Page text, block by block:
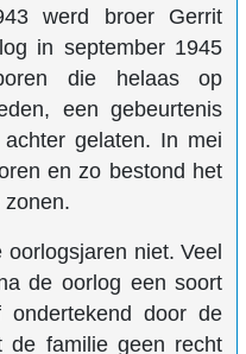
werd broer Gerrit
in september 1945
die helaas op
een gebeurtenis
gelaten. In mei
en zo bestond het
niet. Veel
de oorlog een soort
door de
de familie geen recht